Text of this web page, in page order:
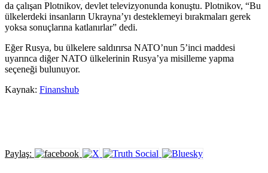
da çalışan Plotnikov, devlet televizyonunda konuştu. Plotnikov, “Bu
ülkelerdeki insanların Ukrayna’yı desteklemeyi bırakmaları gerek
yoksa sonuçlarına katlanırlar” dedi.
Eğer Rusya, bu ülkelere saldırırsa NATO’nun 5’inci maddesi
uyarınca diğer NATO ülkelerinin Rusya’ya misilleme yapma
seçeneği bulunuyor.
Kaynak: Finanshub
Paylaş: